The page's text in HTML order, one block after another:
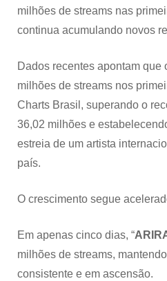
milhões de streams nas
continua acumulando novos
Dados recentes apontam que
milhões de streams nos
Charts Brasil, superando o
36,02 milhões e
estreia de um artista
país.
O crescimento segue
Em apenas cinco dias, “
milhões de streams,
consistente e em ascensão.